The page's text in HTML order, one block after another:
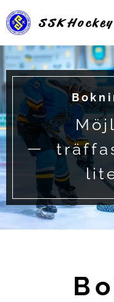
SSKHockey